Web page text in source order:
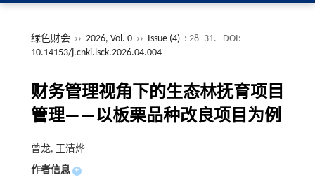
绿色财会 ›› 2026, Vol. 0 ›› Issue (4) : 28 -31.
DOI:
10.14153/j.cnki.lsck.2026.04.004
财务管理视角下的生态林抚育项目
管理——以板栗品种改良项目为例
曾龙, 王清烨
作者信息 +